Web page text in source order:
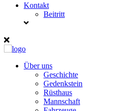
Kontakt
Beitritt
Über uns
Geschichte
Gedenkstein
Rüsthaus
Mannschaft